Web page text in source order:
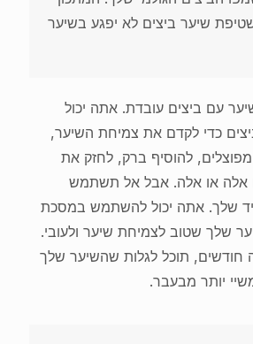
שיער ביצים לא יפגע בשיער
עם ביצים עובדת. אתה יכול
כדי לקדם את צמיחת השיער,
להוסיף ברק, לחזק את
אלה או אלה. אבל אל תשתמש
שלך. אתה יכול להשתמש במסכת
שלך שטוב לצמיחת שיער ולעובי.
חודשים, תוכל לגלות שהשיער שלך
יותר מבעבר.